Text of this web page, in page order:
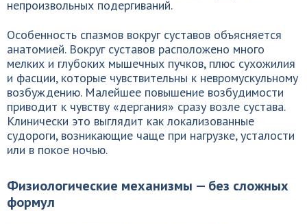
непроизвольных подергиваний.
Особенность спазмов вокруг суставов объясняется
анатомией. Вокруг суставов расположено много
мелких и глубоких мышечных пучков, плюс сухожилия
и фасции, которые чувствительны к невромускульному
возбуждению. Малейшее повышение возбудимости
приводит к чувству «дергания» сразу возле сустава.
Клинически это выглядит как локализованные
судороги, возникающие чаще при нагрузке, усталости
или в покое ночью.
Физиологические механизмы — без сложных
формул